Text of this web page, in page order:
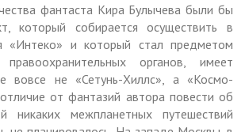
фантаста Кира Булычева были бы
который собирается осуществить в
«Интеко» и который стал предметом
правоохранительных органов, имеет
вовсе не «Сетунь-Хиллс», а «Космо-
от фантазий автора повести об
никаких межпланетных путешествий